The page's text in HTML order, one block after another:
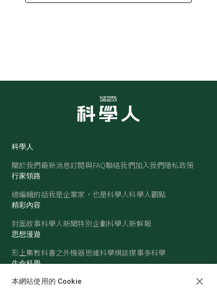
科學人
關於我們最新消息訂閱與FAQ聯絡我們加入我們隱私政策
行家領路
總編輯的話我是企業家，也是科學人科學人觀點
精彩內容
封面故事科學人新聞特別企劃科學人新鮮報
思想漫遊
形上集教科書之外機器思維科學棋談媒事多科學
生命科學
醫學古生物心理學生態學
本網站使用的 Cookie